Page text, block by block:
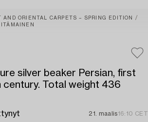
AND ORIENTAL CARPETS – SPRING EDITION
ITÄMAINEN
silver beaker Persian, first
century. Total weight 436
21. maalis16:10 CET